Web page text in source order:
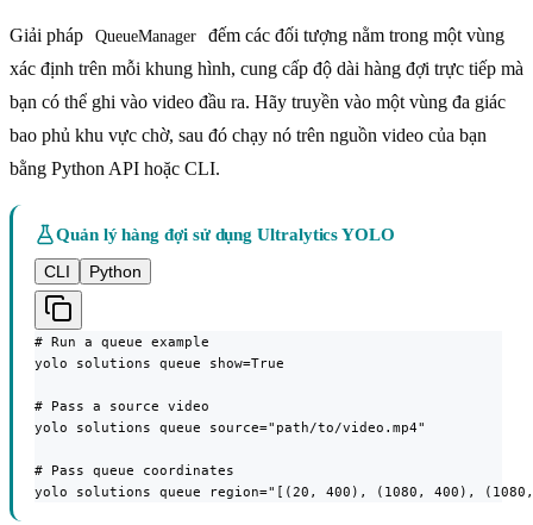
Giải pháp QueueManager
đếm các đối tượng nằm trong một vùng
xác định trên mỗi khung hình, cung cấp độ dài hàng đợi trực tiếp mà
bạn có thể ghi vào video đầu ra. Hãy truyền vào một vùng đa giác
bao phủ khu vực chờ, sau đó chạy nó trên nguồn video của bạn
bằng Python API hoặc CLI.
Quản lý hàng đợi sử dụng Ultralytics YOLO
CLI
Python
# Run a queue example
yolo solutions queue show=True
# Pass a source video
yolo solutions queue source="path/to/video.mp4"
# Pass queue coordinates
yolo solutions queue region="[(20, 400), (1080, 400),